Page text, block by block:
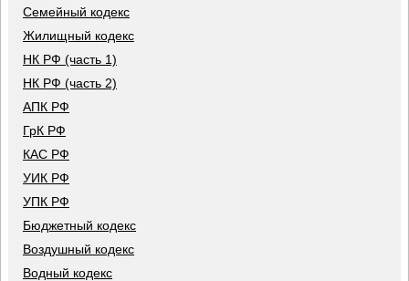
Семейный кодекс
Жилищный кодекс
НК РФ (часть 1)
НК РФ (часть 2)
АПК РФ
ГрК РФ
КАС РФ
УИК РФ
УПК РФ
Бюджетный кодекс
Воздушный кодекс
Водный кодекс